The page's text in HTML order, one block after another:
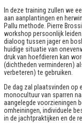
In deze training zullen we
aan aanplantingen en
Pallu methode. Pierre
workshop persoonlijk
dialoog tussen jager en
huidige situatie van
druk van hoefdieren kan
(dichtheden verminderen)
verbeteren) te gebruiken.
De dag zal plaatsvinden
monocultuur van sparren
aangelegde voorzieningen
omheiningen, individuele
in de jachtpraktijken en de